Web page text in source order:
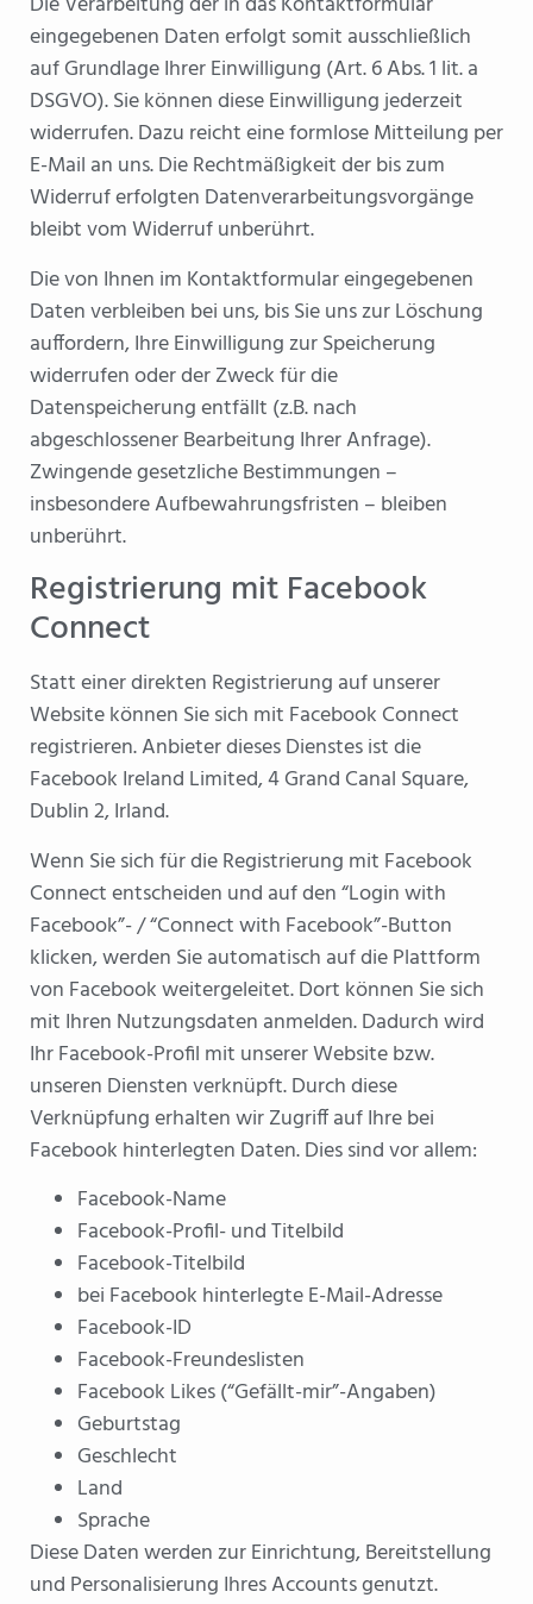
eingegebenen Daten erfolgt somit ausschließlich
auf Grundlage Ihrer Einwilligung (Art. 6 Abs. 1 lit. a
DSGVO). Sie können diese Einwilligung jederzeit
widerrufen. Dazu reicht eine formlose Mitteilung per
E-Mail an uns. Die Rechtmäßigkeit der bis zum
Widerruf erfolgten Datenverarbeitungsvorgänge
bleibt vom Widerruf unberührt.
Die von Ihnen im Kontaktformular eingegebenen
Daten verbleiben bei uns, bis Sie uns zur Löschung
auffordern, Ihre Einwilligung zur Speicherung
widerrufen oder der Zweck für die
Datenspeicherung entfällt (z.B. nach
abgeschlossener Bearbeitung Ihrer Anfrage).
Zwingende gesetzliche Bestimmungen –
insbesondere Aufbewahrungsfristen – bleiben
unberührt.
Registrierung mit Facebook
Connect
Statt einer direkten Registrierung auf unserer
Website können Sie sich mit Facebook Connect
registrieren. Anbieter dieses Dienstes ist die
Facebook Ireland Limited, 4 Grand Canal Square,
Dublin 2, Irland.
Wenn Sie sich für die Registrierung mit Facebook
Connect entscheiden und auf den “Login with
Facebook”- / “Connect with Facebook”-Button
klicken, werden Sie automatisch auf die Plattform
von Facebook weitergeleitet. Dort können Sie sich
mit Ihren Nutzungsdaten anmelden. Dadurch wird
Ihr Facebook-Profil mit unserer Website bzw.
unseren Diensten verknüpft. Durch diese
Verknüpfung erhalten wir Zugriff auf Ihre bei
Facebook hinterlegten Daten. Dies sind vor allem:
Facebook-Name
Facebook-Profil- und Titelbild
Facebook-Titelbild
bei Facebook hinterlegte E-Mail-Adresse
Facebook-ID
Facebook-Freundeslisten
Facebook Likes (“Gefällt-mir”-Angaben)
Geburtstag
Geschlecht
Land
Sprache
Diese Daten werden zur Einrichtung, Bereitstellung
und Personalisierung Ihres Accounts genutzt.